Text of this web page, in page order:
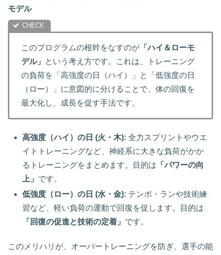
モデル
このプログラムの根幹をなすのが 「ハイ＆ローモ
デル」
という考え方です。これは、トレーニング
の負荷を「高強度の日（ハイ）」と「低強度の日
（ロー）」に意図的に分けることで、体の回復を
最大化し、成長を促す手法です。
高強度（ハイ）の日 (火・木): 全力スプリントやウエ
イトトレーニングなど、神経系に大きな負荷がかか
るトレーニングをまとめます。目的は 「パワーの向
上」 です。
低強度（ロー）の日 (水・金): テンポ・ランや技術練
習など、軽い負荷の運動で回復を促します。目的は
「回復の促進と技術の定着」 です。
このメリハリが、オーバートレーニングを防ぎ、選手の能